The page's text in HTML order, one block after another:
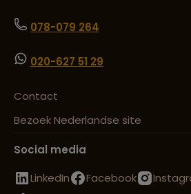
078-079 264
020-627 51 29
Contact
Bezoek Nederlandse site
Social media
LinkedIn
Facebook